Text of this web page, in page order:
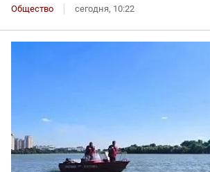
Общество сегодня, 10:22